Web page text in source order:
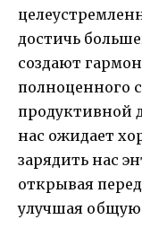
достичь
создают
полноценного
продуктивной
нас ожидает
зарядить нас
открывая
улучшая